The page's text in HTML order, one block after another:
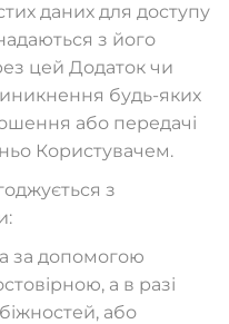
даних для доступу
з його
цей Додаток чи
будь-яких
або передачі
Користувачем.
з
за допомогою
а в разі
або